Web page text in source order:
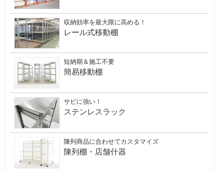
収納効率を最大限に高める！
レール式移動棚
短納期＆施工不要
簡易移動棚
サビに強い！
ステンレスラック
陳列商品に合わせてカスタマイズ
陳列棚・店舗什器